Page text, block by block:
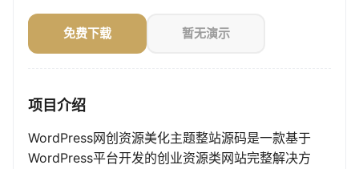
免费下载 暂无演示
项目介绍
WordPress网创资源美化主题整站源码是一款基于
WordPress平台开发的创业资源类网站完整解决方